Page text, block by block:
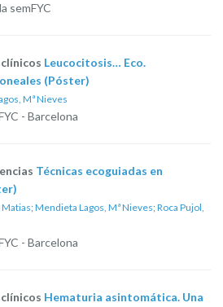
semFYC
Leucocitosis… Eco.
(Póster)
Mª Nieves
- Barcelona
Técnicas ecoguiadas en
; Mendieta Lagos, Mª Nieves; Roca Pujol,
- Barcelona
Hematuria asintomática. Una